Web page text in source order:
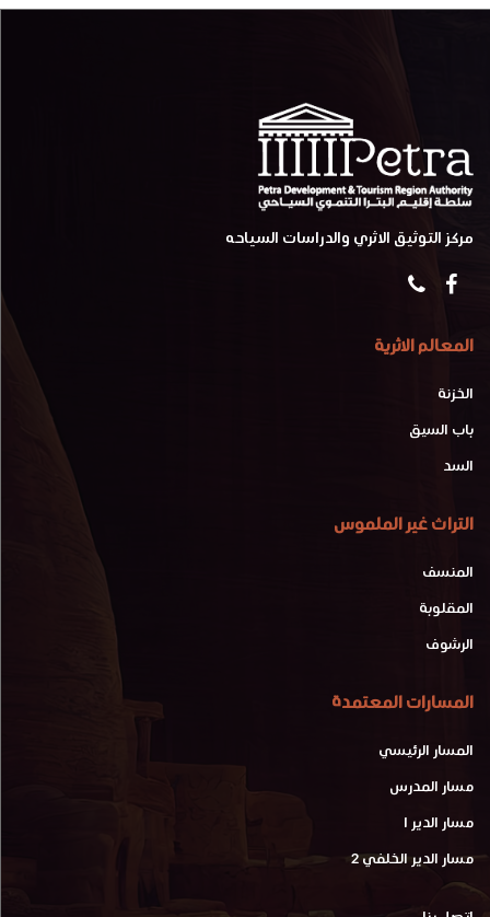
مركز التوثيق الاثري والدراسات السياحه
المعالم الاثرية
الخزنة
باب السيق
السد
التراث غير الملموس
المنسف
المقلوبة
الرشوف
المسارات المعتمدة
المسار الرئيسي
مسار المدرس
مسار الدير 1
مسار الدير الخلفي 2